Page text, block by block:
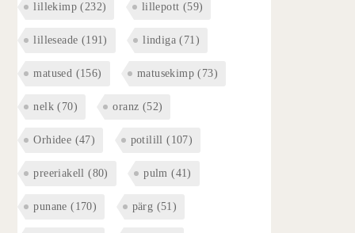
lillekimp (232) lillepott (59)
lilleseade (191) lindiga (71)
matused (156) matusekimp (73)
nelk (70) oranz (52)
Orhidee (47) potilill (107)
preeriakell (80) pulm (41)
punane (170) pärg (51)